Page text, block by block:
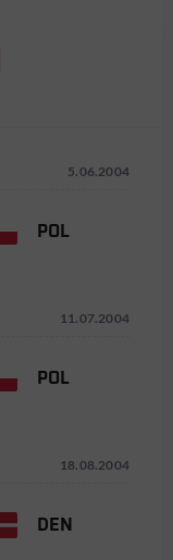
5.06.2004
POL
11.07.2004
POL
18.08.2004
DEN